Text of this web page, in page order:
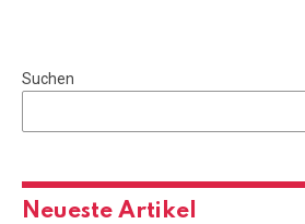
Suchen
Neueste Artikel